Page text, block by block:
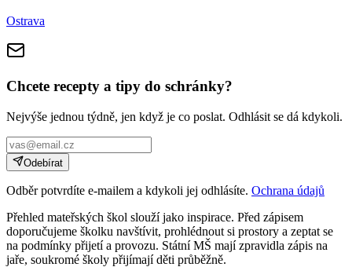
Ostrava
Chcete recepty a tipy do schránky?
Nejvýše jednou týdně, jen když je co poslat. Odhlásit se dá kdykoli.
Odebírat
Odběr potvrdíte e-mailem a kdykoli jej odhlásíte. Ochrana údajů
Přehled mateřských škol slouží jako inspirace. Před zápisem
doporučujeme školku navštívit, prohlédnout si prostory a zeptat se
na podmínky přijetí a provozu. Státní MŠ mají zpravidla zápis na
jaře, soukromé školy přijímají děti průběžně.